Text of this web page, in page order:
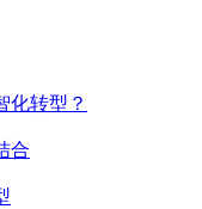
化转型？
合